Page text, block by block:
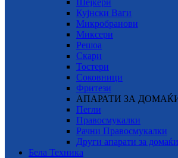
Шејкери
Кујнски Ваги
Микробранови
Миксери
Решоа
Скари
Тостери
Соковници
Фритези
АПАРАТИ ЗА
Пегли
Правосмукалки
Рачни Правосмукалки
Други апарати за
Бела Техника